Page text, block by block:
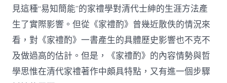
見這種“易知簡能”的家禮學對清代士紳的生涯方法產
生了實際影響。但從《家禮酌》曾幾近散佚的情況來
看，對《家禮酌》一書產生的具體歷史影響也不克不
及做過高的估計。但是，《家禮酌》的內容情勢與哲
學思惟在清代家禮著作中頗具特點，又有進一個步驟